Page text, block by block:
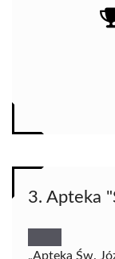
3. Apteka
„Apteka Św.